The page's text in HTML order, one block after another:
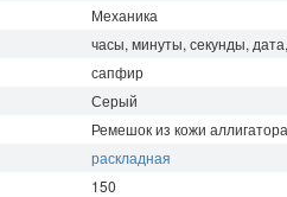
Механика
часы, минуты, секунды,
сапфир
Серый
Ремешок из кожи аллигатора
раскладная
150